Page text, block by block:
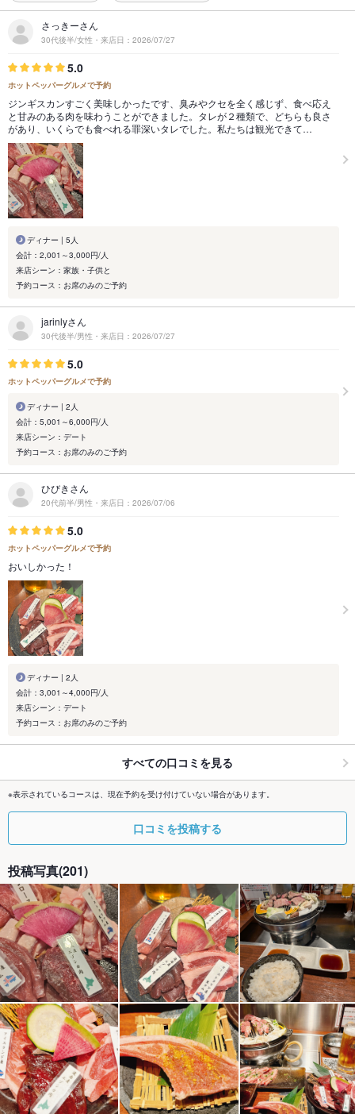
さっきーさん
30代後半/女性・来店日：2026/07/27
5.0
ホットペッパーグルメで予約
ジンギスカンすごく美味しかったです、臭みやクセを全く感じず、食べ応え
と甘みのある肉を味わうことができました。タレが２種類で、どちらも良さ
があり、いくらでも食べれる罪深いタレでした。私たちは観光できて…
ディナー | 5人
会計：2,001～3,000円/人
来店シーン：家族・子供と
予約コース：お席のみのご予約
jarinlyさん
30代後半/男性・来店日：2026/07/27
5.0
ホットペッパーグルメで予約
ディナー | 2人
会計：5,001～6,000円/人
来店シーン：デート
予約コース：お席のみのご予約
ひびきさん
20代前半/男性・来店日：2026/07/06
5.0
ホットペッパーグルメで予約
おいしかった！
ディナー | 2人
会計：3,001～4,000円/人
来店シーン：デート
予約コース：お席のみのご予約
すべての口コミを見る
※表示されているコースは、現在予約を受け付けていない場合があります。
口コミを投稿する
投稿写真(201)